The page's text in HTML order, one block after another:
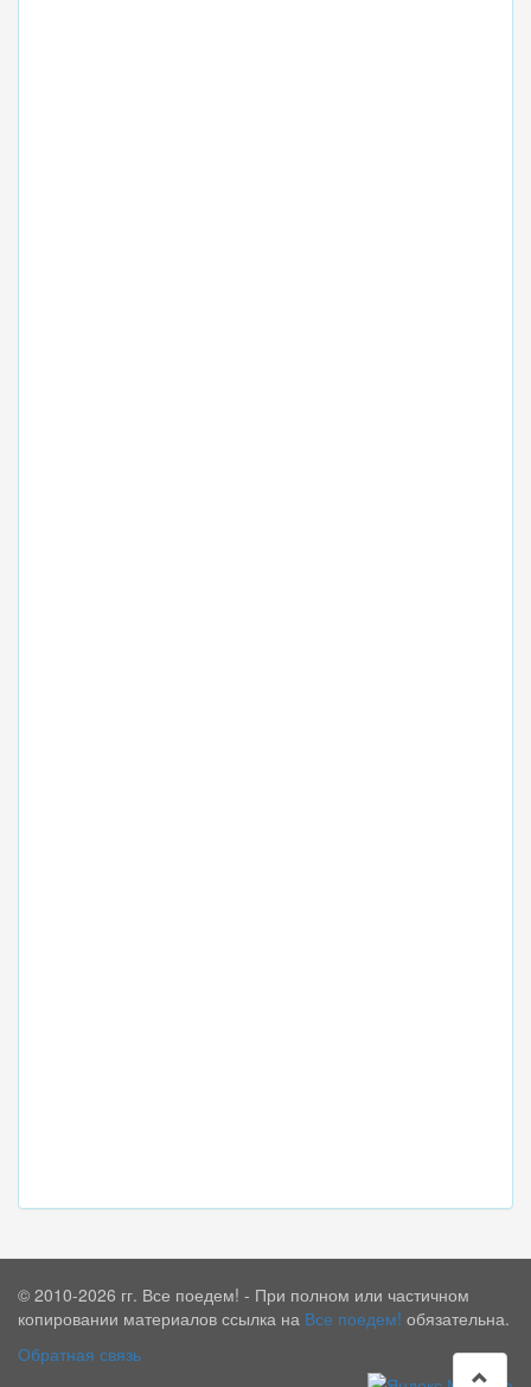
© 2010-2026 гг. Все поедем! - При полном или частичном
копировании материалов ссылка на Все поедем! обязательна.
Обратная связь